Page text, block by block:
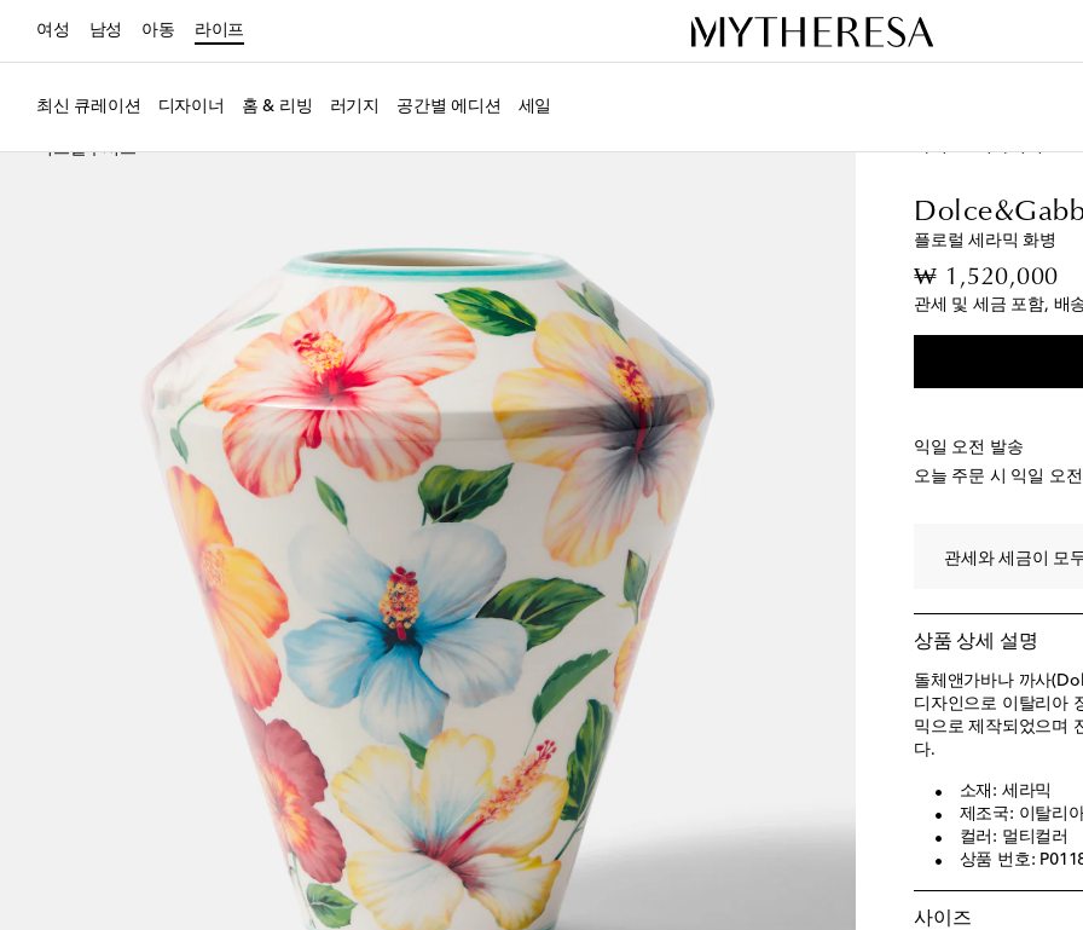
여성 남성 아동 라이프
최신 큐레이션 디자이너 홈 & 리빙 러기지 공간별 에디션 세일
익스클루시브
플로럴 세라믹 화병
₩ 1,520,000
관세 및 세금 포함, 배
익일 오전 발송
오늘 주문 시 익일 오
관세와 세금이 모
상품 상세 설명
돌체앤가바나 까사
디자인으로 이탈리아
믹으로 제작되었으며
다.
소재: 세라믹
제조국: 이탈리
컬러: 멀티컬러
상품 번호:
사이즈